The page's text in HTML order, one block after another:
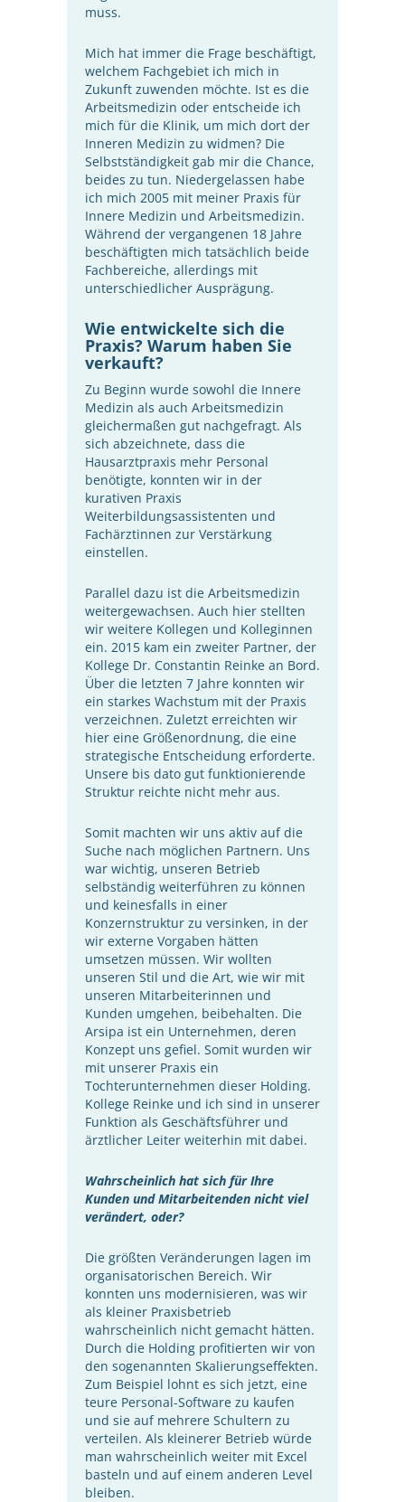
muss.
Mich hat immer die Frage beschäftigt,
welchem Fachgebiet ich mich in
Zukunft zuwenden möchte. Ist es die
Arbeitsmedizin oder entscheide ich
mich für die Klinik, um mich dort der
Inneren Medizin zu widmen? Die
Selbstständigkeit gab mir die Chance,
beides zu tun. Niedergelassen habe
ich mich 2005 mit meiner Praxis für
Innere Medizin und Arbeitsmedizin.
Während der vergangenen 18 Jahre
beschäftigten mich tatsächlich beide
Fachbereiche, allerdings mit
unterschiedlicher Ausprägung.
Wie entwickelte sich die
Praxis? Warum haben Sie
verkauft?
Zu Beginn wurde sowohl die Innere
Medizin als auch Arbeitsmedizin
gleichermaßen gut nachgefragt. Als
sich abzeichnete, dass die
Hausarztpraxis mehr Personal
benötigte, konnten wir in der
kurativen Praxis
Weiterbildungsassistenten und
Fachärztinnen zur Verstärkung
einstellen.
Parallel dazu ist die Arbeitsmedizin
weitergewachsen. Auch hier stellten
wir weitere Kollegen und Kolleginnen
ein. 2015 kam ein zweiter Partner, der
Kollege Dr. Constantin Reinke an Bord.
Über die letzten 7 Jahre konnten wir
ein starkes Wachstum mit der Praxis
verzeichnen. Zuletzt erreichten wir
hier eine Größenordnung, die eine
strategische Entscheidung erforderte.
Unsere bis dato gut funktionierende
Struktur reichte nicht mehr aus.
Somit machten wir uns aktiv auf die
Suche nach möglichen Partnern. Uns
war wichtig, unseren Betrieb
selbständig weiterführen zu können
und keinesfalls in einer
Konzernstruktur zu versinken, in der
wir externe Vorgaben hätten
umsetzen müssen. Wir wollten
unseren Stil und die Art, wie wir mit
unseren Mitarbeiterinnen und
Kunden umgehen, beibehalten. Die
Arsipa ist ein Unternehmen, deren
Konzept uns gefiel. Somit wurden wir
mit unserer Praxis ein
Tochterunternehmen dieser Holding.
Kollege Reinke und ich sind in unserer
Funktion als Geschäftsführer und
ärztlicher Leiter weiterhin mit dabei.
Wahrscheinlich hat sich für Ihre
Kunden und Mitarbeitenden nicht viel
verändert, oder?
Die größten Veränderungen lagen im
organisatorischen Bereich. Wir
konnten uns modernisieren, was wir
als kleiner Praxisbetrieb
wahrscheinlich nicht gemacht hätten.
Durch die Holding profitierten wir von
den sogenannten Skalierungseffekten.
Zum Beispiel lohnt es sich jetzt, eine
teure Personal-Software zu kaufen
und sie auf mehrere Schultern zu
verteilen. Als kleinerer Betrieb würde
man wahrscheinlich weiter mit Excel
basteln und auf einem anderen Level
bleiben.